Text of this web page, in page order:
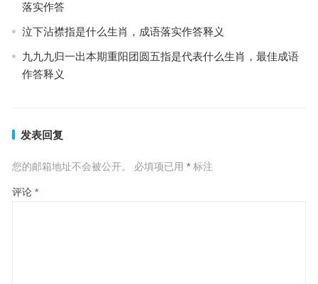
落实作答
泣下沾襟指是什么生肖，成语落实作答释义
九九九归一出本期重阳团圆五指是代表什么生肖，最佳成语
作答释义
发表回复
您的邮箱地址不会被公开。 必填项已用 *标注
评论 *